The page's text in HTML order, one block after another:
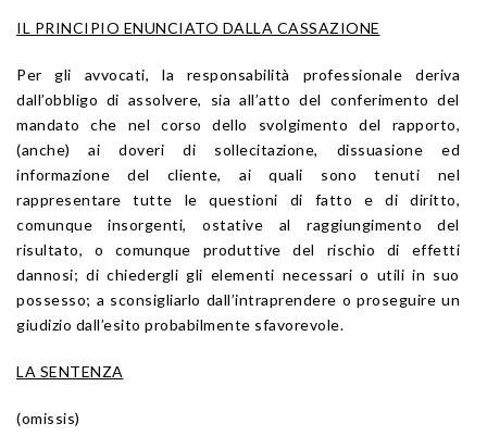
IL PRINCIPIO ENUNCIATO DALLA CASSAZIONE
Per gli avvocati, la responsabilità professionale deriva
dall’obbligo di assolvere, sia all’atto del conferimento del
mandato che nel corso dello svolgimento del rapporto,
(anche) ai doveri di sollecitazione, dissuasione ed
informazione del cliente, ai quali sono tenuti nel
rappresentare tutte le questioni di fatto e di diritto,
comunque insorgenti, ostative al raggiungimento del
risultato, o comunque produttive del rischio di effetti
dannosi; di chiedergli gli elementi necessari o utili in suo
possesso; a sconsigliarlo dall’intraprendere o proseguire un
giudizio dall’esito probabilmente sfavorevole.
LA SENTENZA
(omissis)